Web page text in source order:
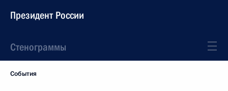
Президент России
Стенограммы
События